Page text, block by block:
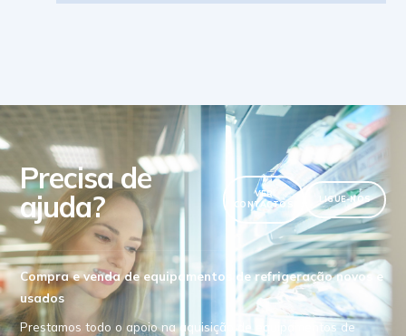
Precisa de
ajuda?
VER
CONTACTOS
LIGUE-NOS
Compra e venda de equipamentos de refrigeração novos e
usados
Prestamos todo o apoio na aquisição de equipamentos de